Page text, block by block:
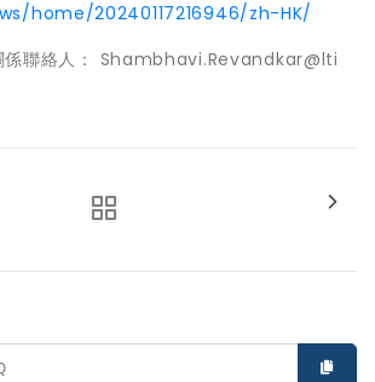
home/20240117216946/zh-HK/
係聯絡人： Shambhavi.Revandkar@lti